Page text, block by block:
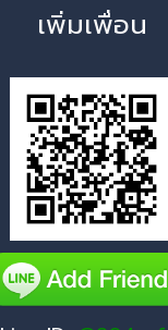
เพิ่มเพื่อน